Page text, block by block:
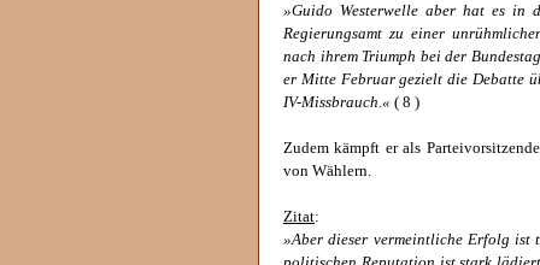
»Guido Westerwelle aber hat es in
Regierungsamt zu einer
nach ihrem Triumph bei der
er Mitte Februar gezielt die Debatte
IV-Missbrauch.« ( 8 )
Zudem kämpft er als
von Wählern.
Zitat:
»Aber dieser vermeintliche Erfolg ist